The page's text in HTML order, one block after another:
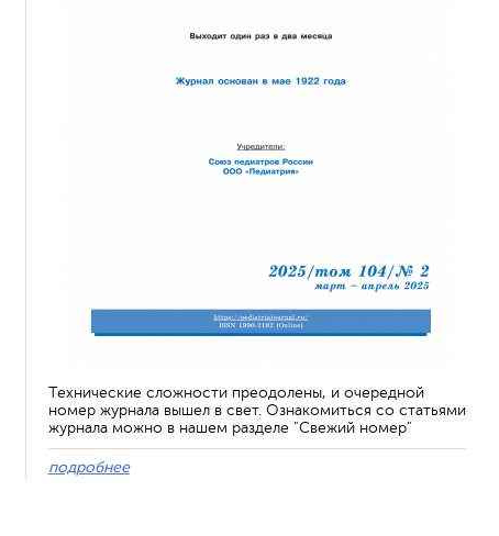
Технические сложности преодолены, и очередной
номер журнала вышел в свет. Ознакомиться со статьями
журнала можно в нашем разделе "Свежий номер"
подробнее